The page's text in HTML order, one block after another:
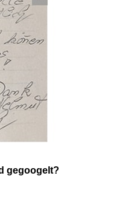
gegoogelt?